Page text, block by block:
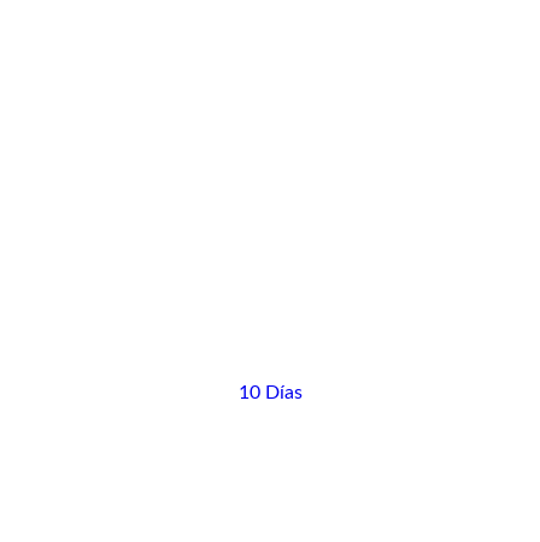
10 Días